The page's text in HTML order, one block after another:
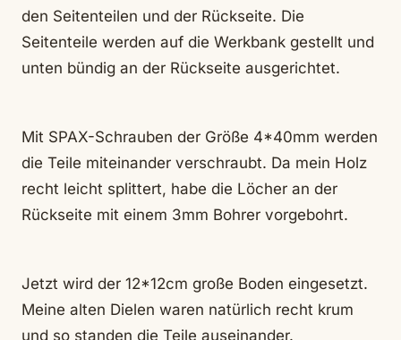
den Seitenteilen und der Rückseite. Die
Seitenteile werden auf die Werkbank gestellt und
unten bündig an der Rückseite ausgerichtet.
Mit SPAX-Schrauben der Größe 4*40mm werden
die Teile miteinander verschraubt. Da mein Holz
recht leicht splittert, habe die Löcher an der
Rückseite mit einem 3mm Bohrer vorgebohrt.
Jetzt wird der 12*12cm große Boden eingesetzt.
Meine alten Dielen waren natürlich recht krum
und so standen die Teile auseinander.